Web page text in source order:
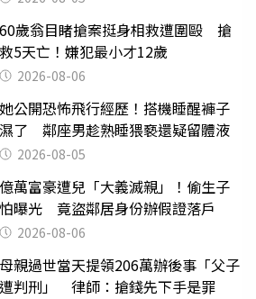
60歲翁目睹搶案挺身相救遭圍毆 搶
救5天亡！嫌犯最小才12歲
2026-08-06
她公開恐怖飛行經歷！搭機睡醒褲子
濕了 鄰座男趁熟睡猥褻還疑留體液
2026-08-05
億萬富豪遭兒「大義滅親」！偷生子
怕曝光 竟盜鄰居身份辦假證落戶
2026-08-06
母親過世當天提領206萬辦後事「父子
遭判刑」 律師：搶錢先下手是罪